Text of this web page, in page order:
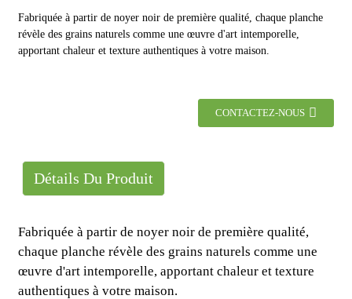
Fabriquée à partir de noyer noir de première qualité, chaque planche
révèle des grains naturels comme une œuvre d'art intemporelle,
apportant chaleur et texture authentiques à votre maison.
CONTACTEZ-NOUS
Détails Du Produit
Fabriquée à partir de noyer noir de première qualité,
chaque planche révèle des grains naturels comme une
œuvre d'art intemporelle, apportant chaleur et texture
authentiques à votre maison.